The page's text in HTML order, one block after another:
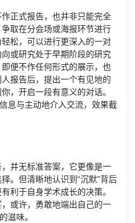
正式报告，也并非只能完全
取在分会场或海报环节进行
松，可以进行更深入的一对
或研究处于早期阶段的研究
便不作任何形式的展示，也
报告后，提出一个有见地的
，开启一段有意义的对话。
息与主动地介入交流，效果截
并无标准答案，它更像是一
。但清晰地认识到“沉默”背后
利于自身学术成长的决策。
或许，勇敢地端出自己的一
滋味。